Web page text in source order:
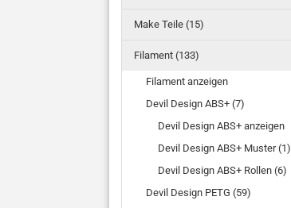
Make Teile (15)
Filament (133)
Filament anzeigen
Devil Design ABS+ (7)
Devil Design ABS+ anzeigen
Devil Design ABS+ Muster (1)
Devil Design ABS+ Rollen (6)
Devil Design PETG (59)